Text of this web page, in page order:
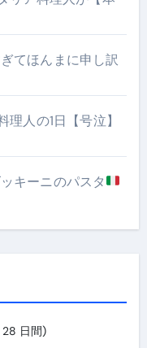
てほんまに申し訳
人の1日【号泣】
キーニのパスタ
28 日間)